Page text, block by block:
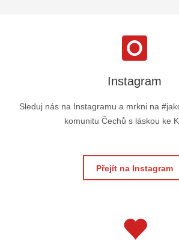
Instagram
Sleduj nás na Instagramu a mrkni na
komunitu Čechů s láskou ke
Přejít na Instagram